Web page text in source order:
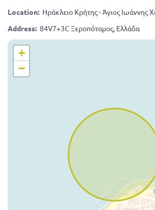
Location: Ηράκλειο Κρήτης - Άγιος Ιωάννης
Address: 84V7+3C Ξεροπόταμος, Ελλάδα
+
−